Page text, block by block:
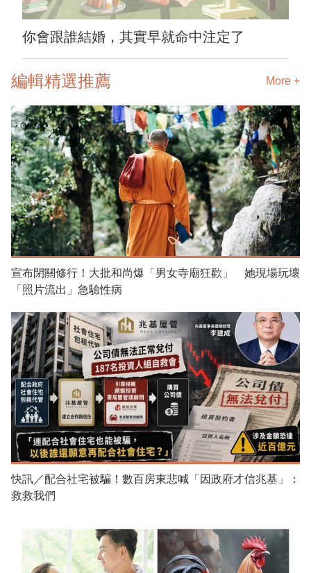
你會跟誰結婚，其實早就命中注定了
編輯精選推薦 More +
宣布閉關修行！大批和尚爆「男女寺廟狂歡」 她現場玩壞
「照片流出」急驗性病
快訊／配合社宅被騙！數百房東悲喊「因政府才信兆基」：
救救我們